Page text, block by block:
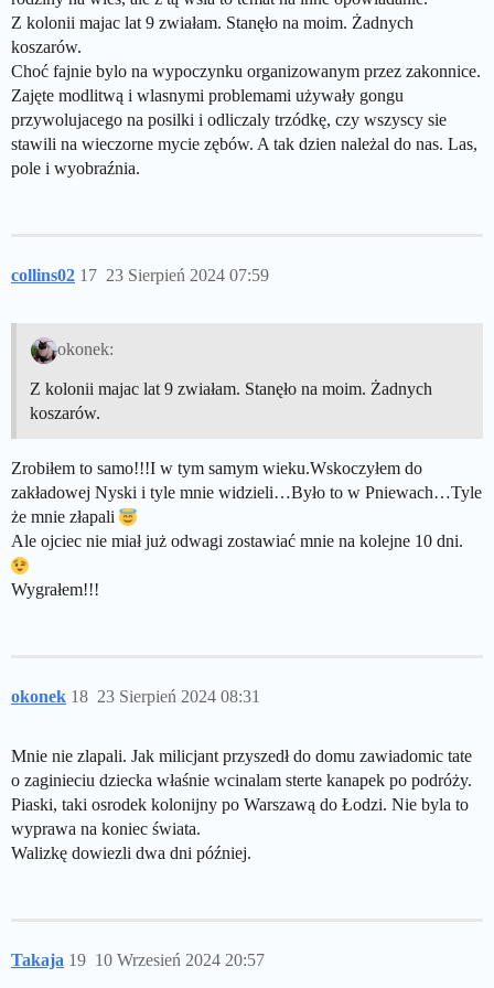
Z kolonii majac lat 9 zwiałam. Stanęło na moim. Żadnych
koszarów.
Choć fajnie bylo na wypoczynku organizowanym przez zakonnice.
Zajęte modlitwą i wlasnymi problemami używały gongu
przywolujacego na posilki i odliczaly trzódkę, czy wszyscy sie
stawili na wieczorne mycie zębów. A tak dzien należal do nas. Las,
pole i wyobraźnia.
collins02 23 Sierpień 2024 07:59
17
okonek:
Z kolonii majac lat 9 zwiałam. Stanęło na moim. Żadnych
koszarów.
Zrobiłem to samo!!!I w tym samym wieku.Wskoczyłem do
zakładowej Nyski i tyle mnie widzieli…Było to w Pniewach…Tyle
że mnie złapali
Ale ojciec nie miał już odwagi zostawiać mnie na kolejne 10 dni.
Wygrałem!!!
okonek 23 Sierpień 2024 08:31
18
Mnie nie zlapali. Jak milicjant przyszedł do domu zawiadomic tate
o zaginieciu dziecka właśnie wcinalam sterte kanapek po podróży.
Piaski, taki osrodek kolonijny po Warszawą do Łodzi. Nie byla to
wyprawa na koniec świata.
Walizkę dowiezli dwa dni później.
Takaja 10 Wrzesień 2024 20:57
19